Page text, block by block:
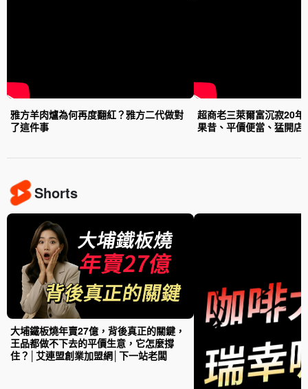
雅方羊肉爐為何再度翻紅？雅方二代做對
了這件事
超商老三萊爾富沉寂20
果昔、平價便當、猛開店
Shorts
大埔鐵板燒年賣27億，背後真正的關鍵，
王品都做不下去的平價生意，它怎麼撐
住？│艾連盟創業加盟網│下一站老闆